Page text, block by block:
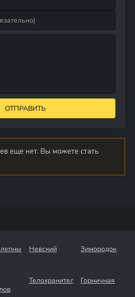
ОТПРАВИТЬ
еще нет. Вы можете стать
Невский Зимородок
Телохранители Горничная